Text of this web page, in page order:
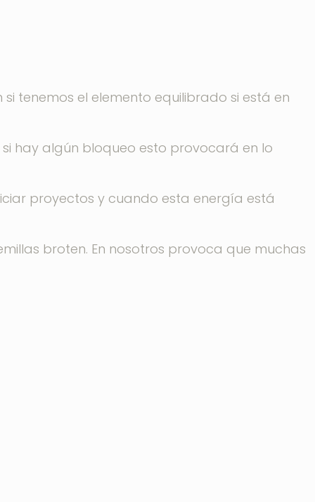
tenemos el elemento equilibrado si está en
hay algún bloqueo esto provocará en lo
proyectos y cuando esta energía está
broten. En nosotros provoca que muchas